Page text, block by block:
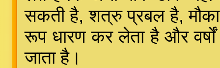
सकती है, शत्रु प्रबल है,
रूप धारण कर लेता है और
जाता है।